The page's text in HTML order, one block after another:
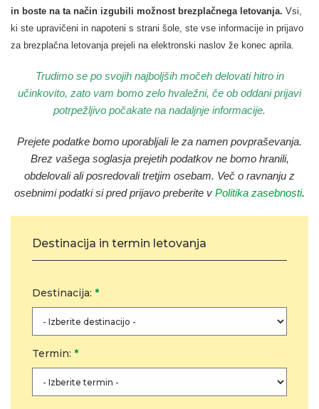
in boste na ta način izgubili možnost brezplačnega letovanja. Vsi,
ki ste upravičeni in napoteni s strani šole, ste vse informacije in prijavo
za brezplačna letovanja prejeli na elektronski naslov že konec aprila.
Trudimo se po svojih najboljših močeh delovati hitro in
učinkovito, zato vam bomo zelo hvaležni, če ob oddani prijavi
potrpežljivo počakate na nadaljnje informacije.
Prejete podatke bomo uporabljali le za namen povpraševanja.
Brez vašega soglasja prejetih podatkov ne bomo hranili,
obdelovali ali posredovali tretjim osebam. Več o ravnanju z
osebnimi podatki si pred prijavo preberite v Politika zasebnosti.
Destinacija in termin letovanja
Destinacija: *
Termin: *